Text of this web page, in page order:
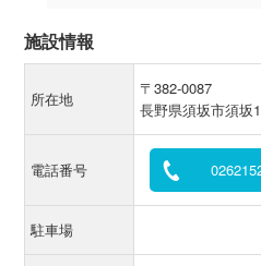
施設情報
所在地
〒382-0087
長野県須坂市須坂
電話番号
駐車場